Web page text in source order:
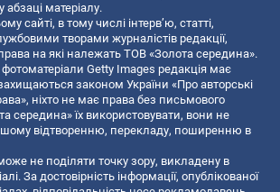
матеріалу.
сайті, в тому числі інтерв’ю, статті,
творами журналістів редакції,
на які належать ТОВ «Золота середина».
фотоматеріали Getty Images редакція має
законом України «Про авторські
ніхто не має права без письмового
середина» їх використовувати, вони не
відтворенню, перекладу, поширенню в
не поділяти точку зору, викладену в
За достовірність інформації, опублікованої